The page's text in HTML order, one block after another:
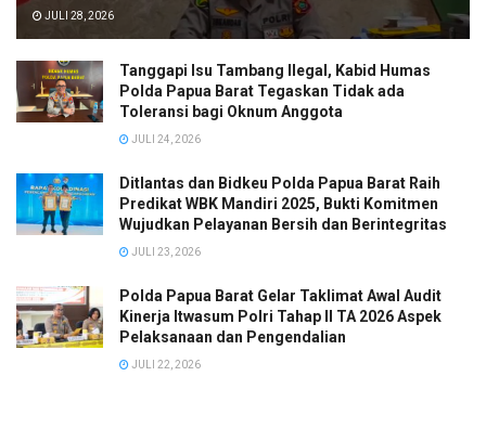
JULI 28, 2026
Tanggapi Isu Tambang Ilegal, Kabid Humas
Polda Papua Barat Tegaskan Tidak ada
Toleransi bagi Oknum Anggota
JULI 24, 2026
Ditlantas dan Bidkeu Polda Papua Barat Raih
Predikat WBK Mandiri 2025, Bukti Komitmen
Wujudkan Pelayanan Bersih dan Berintegritas
JULI 23, 2026
Polda Papua Barat Gelar Taklimat Awal Audit
Kinerja Itwasum Polri Tahap II TA 2026 Aspek
Pelaksanaan dan Pengendalian
JULI 22, 2026